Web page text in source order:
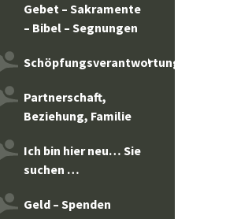
Gebet – Sakramente
– Bibel – Segnungen
Schöpfungsverantwortung
Partnerschaft,
Beziehung, Familie
Ich bin hier neu… Sie
suchen …
Geld – Spenden